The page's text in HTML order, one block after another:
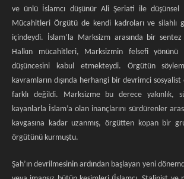
ve ünlü İslamcı düşünür Ali Şeriati ile düşünsel
Mücahitleri Örgütü de kendi kadroları ve silahlı
içindeydi. İslam’la Marksizm arasında bir sentez
Halkın mücahitleri, Marksizmin felsefi yönünü
düşüncesini kabul etmekteydi. Örgütün
kavramların dışında herhangi bir devrimci
farklı değildi. Marksizme bu derece yakınlık,
kayanlarla İslam’a olan inançlarını sürdürenler
kavgasına kadar uzanmış, örgütten kopan bir
örgütünü kurmuştu.
Şah’ın devrilmesinin ardından başlayan yeni